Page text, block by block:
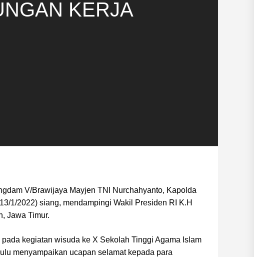
KERJA
V/Brawijaya Mayjen TNI Nurchahyanto, Kapolda
1/2022) siang, mendampingi Wakil Presiden RI K.H
Jawa Timur.
kegiatan wisuda ke X Sekolah Tinggi Agama Islam
menyampaikan ucapan selamat kepada para